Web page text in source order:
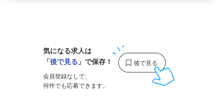
気になる求人は
「後で見る 」で保存！
会員登録なしで、
何件でも応募できます。